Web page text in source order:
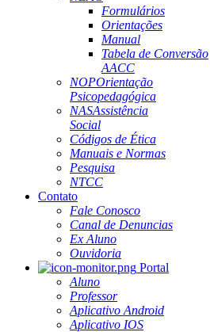
Formulários
Orientações
Manual
Tabela de Conversão
AACC
NOPOrientação
Psicopedagógica
NASAssistência
Social
Códigos de Ética
Manuais e Normas
Pesquisa
NTCC
Contato
Fale Conosco
Canal de Denuncias
Ex Aluno
Ouvidoria
Portal
Aluno
Professor
Aplicativo Android
Aplicativo IOS